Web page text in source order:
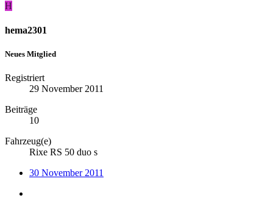
H
hema2301
Neues Mitglied
Registriert
29 November 2011
Beiträge
10
Fahrzeug(e)
Rixe RS 50 duo s
30 November 2011